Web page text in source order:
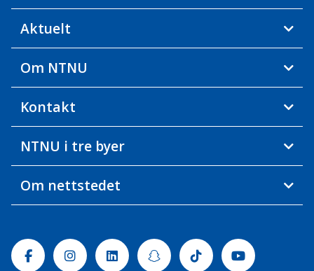
Aktuelt
Om NTNU
Kontakt
NTNU i tre byer
Om nettstedet
FacebookInstagramLinkedinSnapchatTiktok Youtube